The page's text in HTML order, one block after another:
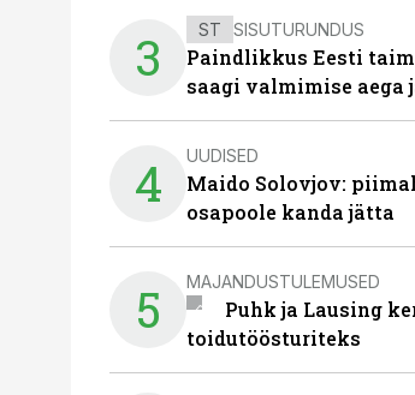
3 ST SISUTURUNDUS
Paindlikkus Eesti
saagi valmimise
4 UUDISED
Maido Solovjov:
osapoole kanda jätta
5 MAJANDUSTULEMUSED
Puhk ja Lausing
toidutöösturiteks